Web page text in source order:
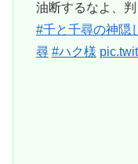
油断するなよ、
#千と千尋の神隠
尋 #ハク様